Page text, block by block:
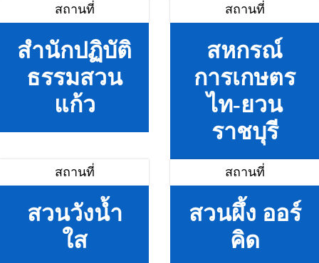
สถานที่
สำนักปฏิบัติ
ธรรมสวน
แก้ว
สถานที่
สหกรณ์
การเกษตร
ไท-ยวน
ราชบุรี
สถานที่
สวนวังน้ำ
ใส
สถานที่
สวนผึ้ง ออร์
คิด